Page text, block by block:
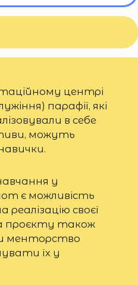
центрі
парафії, які
в себе
можуть
у
є можливість
своєї
проєкту також
менторство
їх у